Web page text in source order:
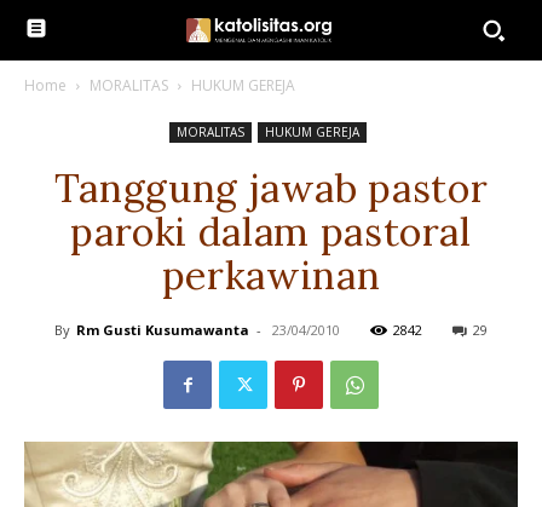
Home MORALITAS HUKUM GEREJA
MORALITAS HUKUM GEREJA
Tanggung jawab pastor
paroki dalam pastoral
perkawinan
By Rm Gusti Kusumawanta - 23/04/2010 2842 29